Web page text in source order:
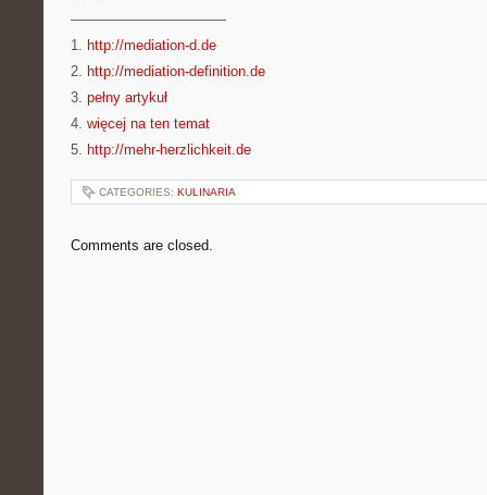
———————————
1. http://mediation-d.de
2. http://mediation-definition.de
3. pełny artykuł
4. więcej na ten temat
5. http://mehr-herzlichkeit.de
CATEGORIES: KULINARIA
Comments are closed.